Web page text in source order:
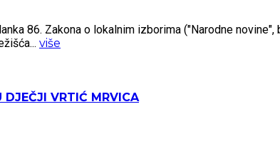
86. Zakona o lokalnim izborima ("Narodne
više
DJEČJI VRTIĆ MRVICA